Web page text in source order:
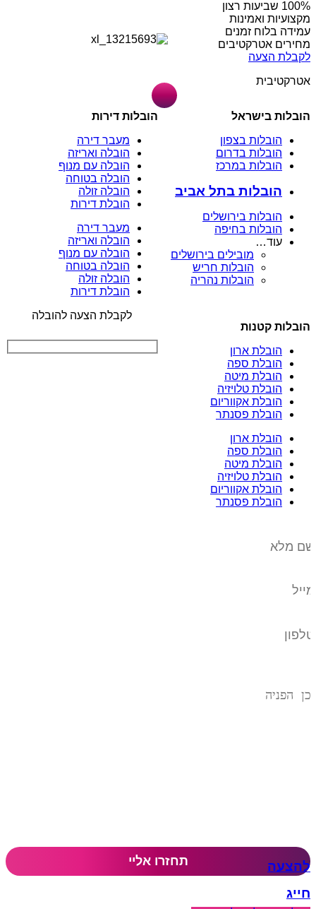
מקצועיות ואמינות
עמידה בלוח זמנים
מחירים אטרקטיבים
לקבלת הצעה
אטרקטיבית
הובלות בישראל
הובלות בצפון
הובלות בדרום
הובלות במרכז
הובלות בתל אביב
הובלות בירושלים
הובלות בחיפה
עוד…
מובילים בירושלים
הובלות חריש
הובלות נהריה
הובלות דירות
מעבר דירה
הובלה ואריזה
הובלה עם מנוף
הובלה בטוחה
הובלה זולה
הובלת דירות
מעבר דירה
הובלה ואריזה
הובלה עם מנוף
הובלה בטוחה
הובלה זולה
הובלת דירות
הובלות קטנות
הובלת ארון
הובלת ספה
הובלת מיטה
הובלת טלויזיה
הובלת אקווריום
הובלת פסנתר
הובלת ארון
הובלת ספה
הובלת מיטה
הובלת טלויזיה
הובלת אקווריום
הובלת פסנתר
לקבלת הצעה להובלה
להצעה
חייג